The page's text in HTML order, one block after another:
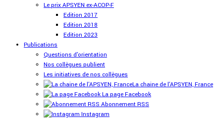
Le prix APSYEN ex-ACOP-F
Edition 2017
Edition 2018
Edition 2023
Publications
Questions d'orientation
Nos collègues publient
Les initiatives de nos collègues
La chaine de l'APSYEN, France
La page Facebook
Abonnement RSS
Instagram